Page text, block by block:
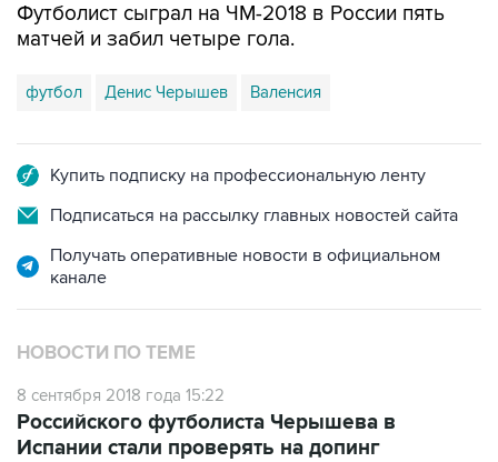
Футболист сыграл на ЧМ-2018 в России пять
матчей и забил четыре гола.
футбол Денис Черышев Валенсия
Купить подписку на профессиональную ленту
Подписаться на рассылку главных новостей сайта
Получать оперативные новости в официальном
канале
НОВОСТИ ПО ТЕМЕ
8 сентября 2018 года 15:22
Российского футболиста Черышева в
Испании стали проверять на допинг